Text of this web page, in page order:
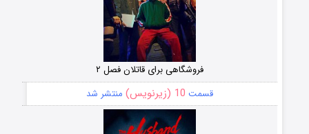
فروشگاهی برای قاتلان فصل ۲
قسمت 10 (زیرنویس) منتشر شد